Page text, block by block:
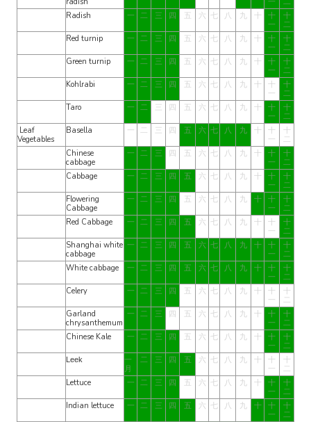
Radish
一 二 三 四 五 六 七 八 九 十
十
一
十
二
Red turnip
一 二 三 四 五 六 七 八 九 十
十
一
十
二
Green turnip
一 二 三 四 五 六 七 八 九 十
十
一
十
二
Kohlrabi
一 二 三 四 五 六 七 八 九 十
十
一
十
二
Taro
一 二 三 四 五 六 七 八 九 十
十
一
十
二
Leaf
Vegetables
Basella 一 二 三 四 五 六 七 八 九 十
十
一
十
二
Chinese
cabbage
一 二 三 四 五 六 七 八 九 十
十
一
十
二
Cabbage
一 二 三 四 五 六 七 八 九 十
十
一
十
二
Flowering
Cabbage
一 二 三 四 五 六 七 八 九 十
十
一
十
二
Red Cabbage
一 二 三 四 五 六 七 八 九 十
十
一
十
二
Shanghai white
cabbage
一 二 三 四 五 六 七 八 九 十
十
一
十
二
White cabbage
一 二 三 四 五 六 七 八 九 十
十
一
十
二
Celery
一 二 三 四 五 六 七 八 九 十
十
一
十
二
Garland
chrysanthemum
一 二 三 四 五 六 七 八 九 十
十
一
十
二
Chinese Kale
一 二 三 四 五 六 七 八 九 十
十
一
十
二
Leek
一
月
二 三 四 五 六 七 八 九 十
十
一
十
二
Lettuce
一 二 三 四 五 六 七 八 九 十
十
一
十
二
Indian lettuce
一 二 三 四 五 六 七 八 九 十
十
一
十
二